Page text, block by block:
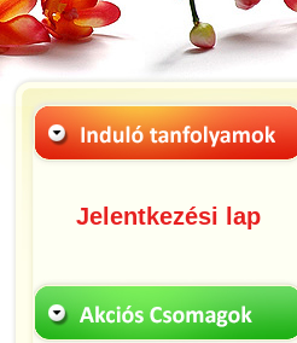
Jelentkezési lap